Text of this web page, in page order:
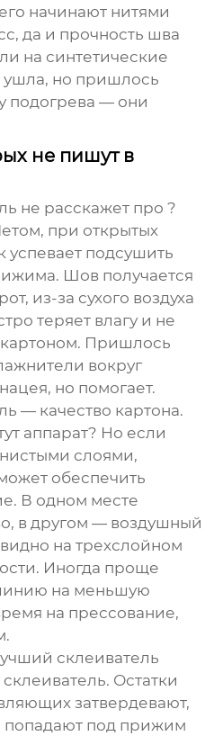
начинают нитями
да и прочность шва
на синтетические
но пришлось
подогрева — они
не пишут в
не расскажет про ?
при открытых
успевает подсушить
Шов получается
из-за сухого воздуха
теряет влагу и не
картоном. Пришлось
вокруг
но помогает.
— качество картона.
аппарат? Но если
слоями,
обеспечить
В одном месте
в другом — воздушный
на трехслойном
Иногда проще
на меньшую
на прессование,
склеиватель
Остатки
затвердевают,
попадают под прижим